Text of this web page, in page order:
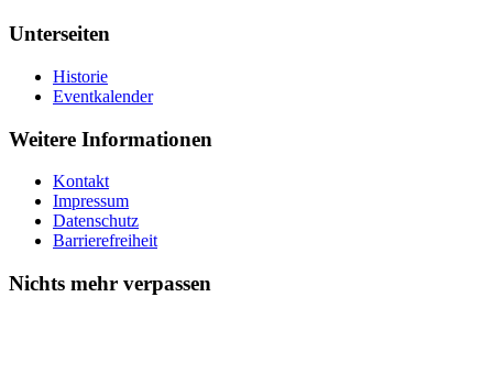
Unterseiten
Historie
Eventkalender
Weitere Informationen
Kontakt
Impressum
Datenschutz
Barrierefreiheit
Nichts mehr verpassen